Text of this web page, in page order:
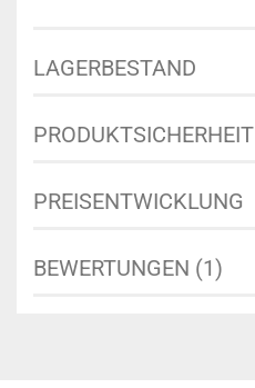
LAGERBESTAND
PRODUKTSICHERHEIT
PREISENTWICKLUNG
BEWERTUNGEN (1)